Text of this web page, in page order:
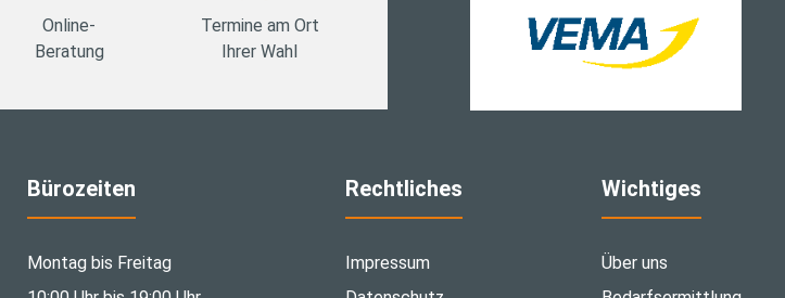
Online-
Beratung
Termine am Ort
Ihrer Wahl
Bürozeiten
Montag bis Freitag
Rechtliches
Impressum
Wichtiges
Über uns